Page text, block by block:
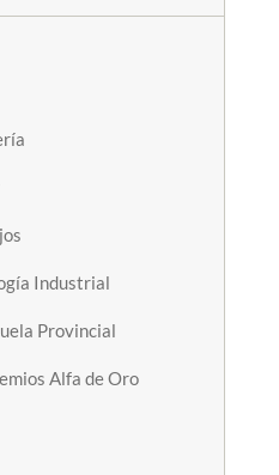
Industrial
Provincial
Alfa de Oro